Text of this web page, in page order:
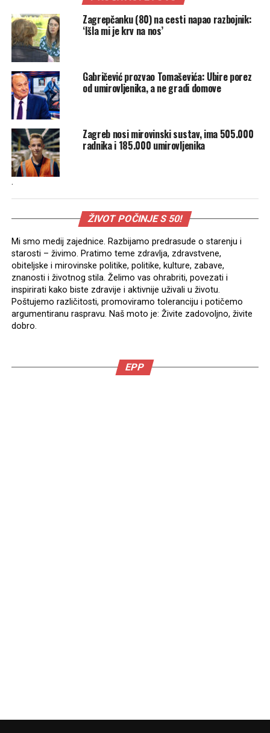
Zagrepčanku (80) na cesti napao razbojnik:
‘Išla mi je krv na nos’
Gabričević prozvao Tomaševića: Ubire porez
od umirovljenika, a ne gradi domove
Zagreb nosi mirovinski sustav, ima 505.000
radnika i 185.000 umirovljenika
.
ŽIVOT POČINJE S 50!
Mi smo medij zajednice. Razbijamo predrasude o starenju i
starosti – živimo. Pratimo teme zdravlja, zdravstvene,
obiteljske i mirovinske politike, politike, kulture, zabave,
znanosti i životnog stila. Želimo vas ohrabriti, povezati i
inspirirati kako biste zdravije i aktivnije uživali u životu.
Poštujemo različitosti, promoviramo toleranciju i potičemo
argumentiranu raspravu. Naš moto je: Živite zadovoljno, živite
dobro.
EPP